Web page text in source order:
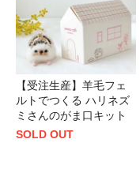
【受注生産】羊毛フェ
ルトでつくる ハリネズ
ミさんのがま口キット
SOLD OUT